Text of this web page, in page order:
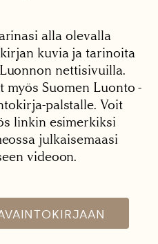
alla olevalla
kuvia ja tarinoita
nettisivuilla.
Suomen Luonto -
palstalle. Voit
linkin esimerkiksi
julkaisemaasi
videoon.